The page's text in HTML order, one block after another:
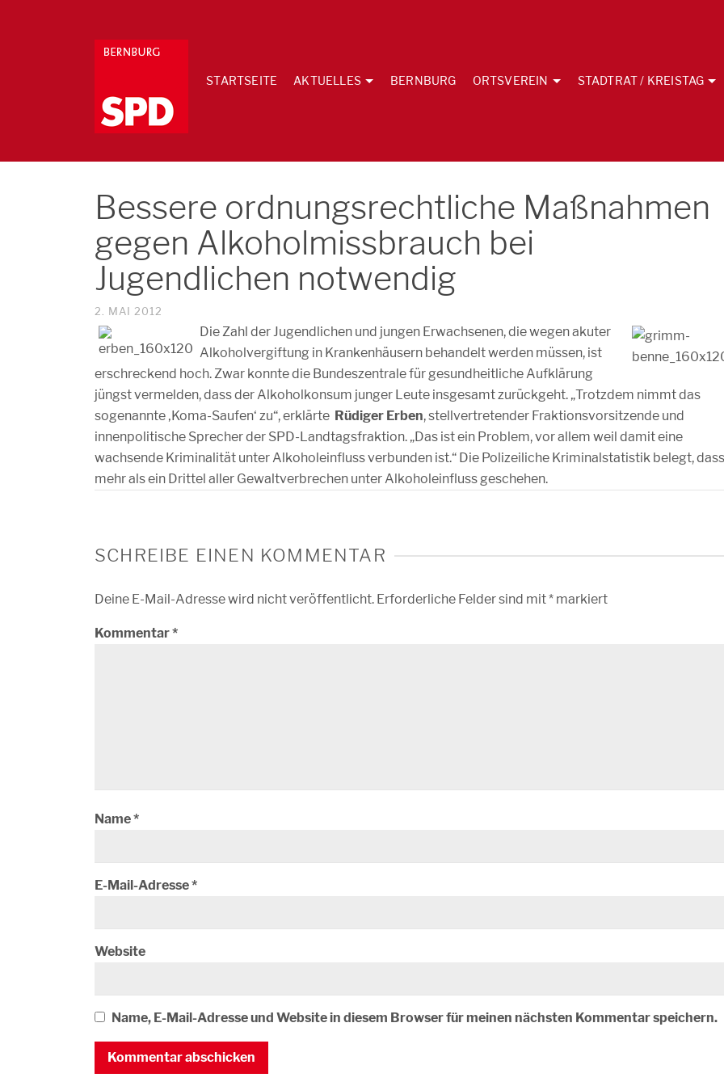
STARTSEITE AKTUELLES BERNBURG ORTSVEREIN STADTRAT / KREISTAG
Bessere ordnungsrechtliche Maßnahmen
gegen Alkoholmissbrauch bei
Jugendlichen notwendig
2. MAI 2012
Die Zahl der Jugendlichen und jungen Erwachsenen, die wegen akuter
Alkoholvergiftung in Krankenhäusern behandelt werden müssen, ist
erschreckend hoch. Zwar konnte die Bundeszentrale für gesundheitliche Aufklärung
jüngst vermelden, dass der Alkoholkonsum junger Leute insgesamt zurückgeht. „Trotzdem nimmt das
sogenannte ‚Koma-Saufen‘ zu“, erklärte Rüdiger Erben, stellvertretender Fraktionsvorsitzende und
innenpolitische Sprecher der SPD-Landtagsfraktion. „Das ist ein Problem, vor allem weil damit eine
wachsende Kriminalität unter Alkoholeinfluss verbunden ist.“ Die Polizeiliche Kriminalstatistik belegt, dass
mehr als ein Drittel aller Gewaltverbrechen unter Alkoholeinfluss geschehen.
SCHREIBE EINEN KOMMENTAR
Deine E-Mail-Adresse wird nicht veröffentlicht. Erforderliche Felder sind mit* markiert
Kommentar*
Name*
E-Mail-Adresse*
Website
Name, E-Mail-Adresse und Website in diesem Browser für meinen nächsten Kommentar speichern.